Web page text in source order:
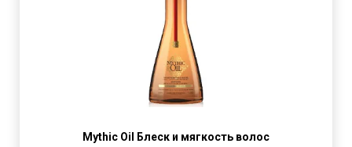
Mythic Oil Блеск и мягкость волос